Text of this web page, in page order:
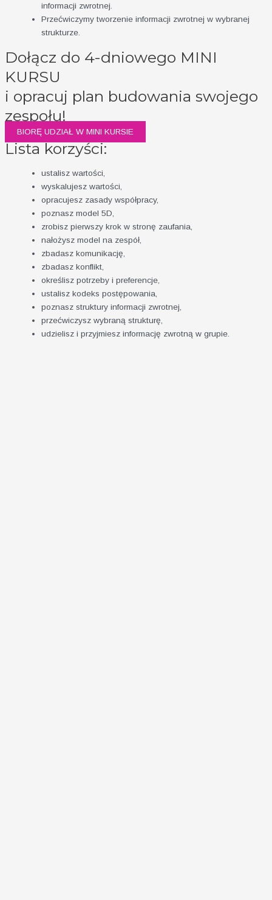
informacji zwrotnej.
Przećwiczymy tworzenie informacji zwrotnej w wybranej
strukturze.
Dołącz do 4-dniowego MINI
KURSU
i opracuj plan budowania swojego
zespołu!
BIORĘ UDZIAŁ W MINI KURSIE
Lista korzyści:
ustalisz wartości,
wyskalujesz wartości,
opracujesz zasady współpracy,
poznasz model 5D,
zrobisz pierwszy krok w stronę zaufania,
nałożysz model na zespół,
zbadasz komunikację,
zbadasz konflikt,
określisz potrzeby i preferencje,
ustalisz kodeks postępowania,
poznasz struktury informacji zwrotnej,
przećwiczysz wybraną strukturę,
udzielisz i przyjmiesz informację zwrotną w grupie.